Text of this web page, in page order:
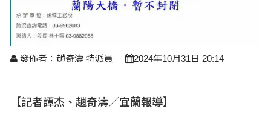
軍事新聞
五合一選舉
話說文史
美食料理
衞生保健
科技新知
財經稅務
我要爆料
網友爆料
全國運動會
發佈者：趙奇濤 特派員 2024年10月31日 20:14
【記者譚杰、趙奇濤／宜蘭報導】